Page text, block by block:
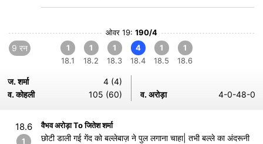
ओवर 19: 190/4
9 रन
1
18.1
1
18.2
1
18.3
4
18.4
1
18.5
1
18.6
ज. शर्मा
4 (4)
व. कोहली
105 (60) व. अरोड़ा 4-0-48-0
18.6
1
वैभव अरोड़ा To जितेश शर्मा
छोटी डाली गई गेंद को बल्लेबाज़ ने पुल लगाना चाहा| तभी बल्ले का अंदरूनी